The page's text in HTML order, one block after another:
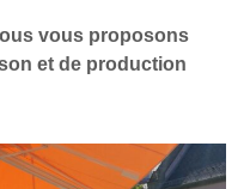
vous proposons
et de production